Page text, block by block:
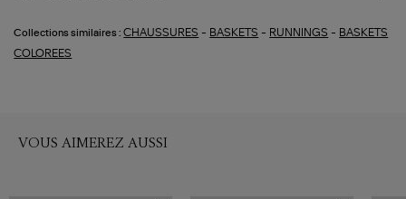
Collections similaires : CHAUSSURES - BASKETS - RUNNINGS - BASKETS
COLOREES
VOUS AIMEREZ AUSSI